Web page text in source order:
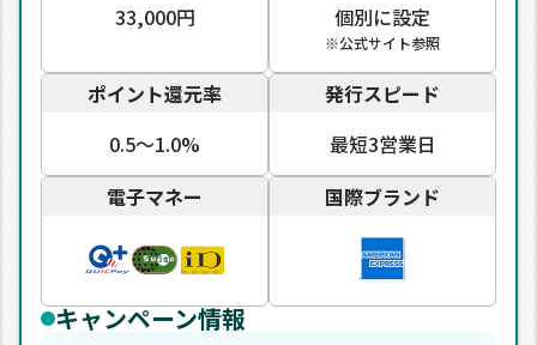
33,000円
個別に設定
※公式サイト参照
ポイント還元率
0.5〜1.0%
発行スピード
最短3営業日
電子マネー
国際ブランド
キャンペーン情報